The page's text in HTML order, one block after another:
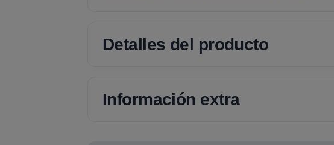
Detalles del producto
Información extra